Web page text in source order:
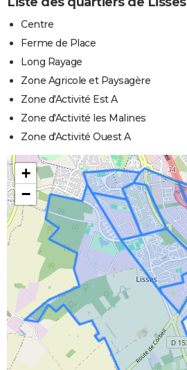
Centre
Ferme de Place
Long Rayage
Zone Agricole et Paysagère
Zone d'Activité Est A
Zone d'Activité les Malines
Zone d'Activité Ouest A
+
−